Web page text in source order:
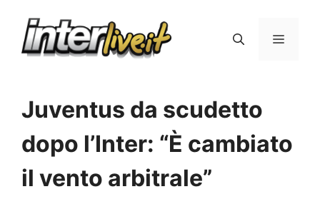
Menu
Juventus da scudetto
dopo l’Inter: “È cambiato
il vento arbitrale”